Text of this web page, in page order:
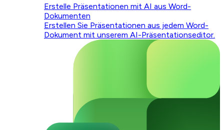
Erstelle Präsentationen mit AI aus Word-
Dokumenten
Erstellen Sie Präsentationen aus jedem Word-
Dokument mit unserem AI-Präsentationseditor.